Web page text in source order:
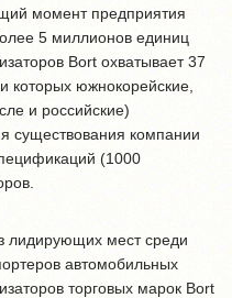
момент предприятия
5 миллионов единиц
Bort охватывает 37
которых южнокорейские,
и российские)
существования компании
(1000
лидирующих мест среди
автомобильных
торговых марок Bort